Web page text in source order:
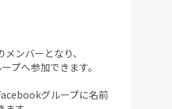
ンバーとなり、
プへ参加できます。
グループに名前